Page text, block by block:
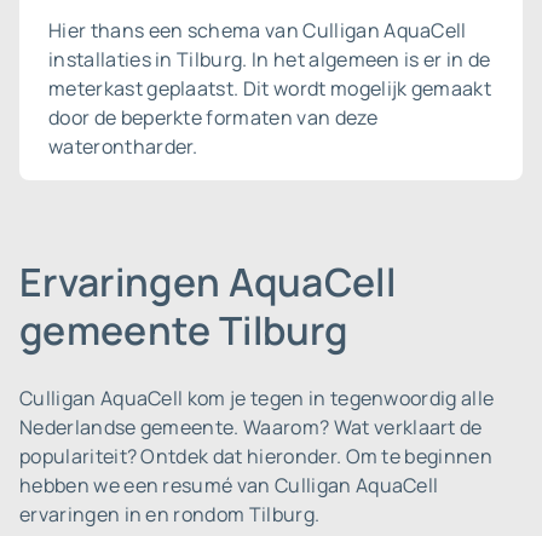
Hier thans een schema van Culligan AquaCell
installaties in Tilburg. In het algemeen is er in de
meterkast geplaatst. Dit wordt mogelijk gemaakt
door de beperkte formaten van deze
waterontharder.
Ervaringen AquaCell
gemeente Tilburg
Culligan AquaCell kom je tegen in tegenwoordig alle
Nederlandse gemeente. Waarom? Wat verklaart de
populariteit? Ontdek dat hieronder. Om te beginnen
hebben we een resumé van Culligan AquaCell
ervaringen in en rondom Tilburg.